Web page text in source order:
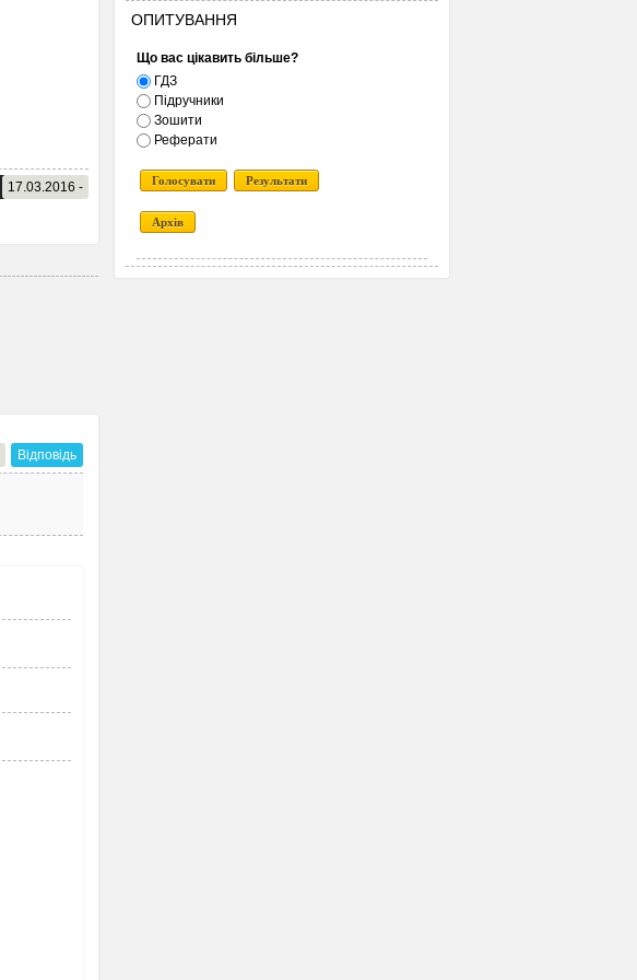
17.03.2016 -
Відповідь
ОПИТУВАННЯ
Що вас цікавить більше?
ГДЗ
Підручники
Зошити
Реферати
Голосувати Результати
Архів